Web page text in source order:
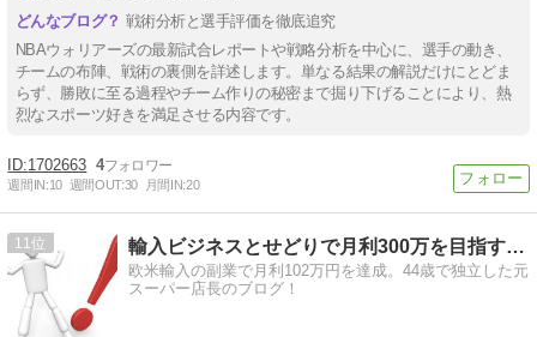
戦術分析と選手評価を徹底追究
NBAウォリアーズの最新試合レポートや戦略分析を中心に、選手の動き、
チームの布陣、戦術の裏側を詳述します。単なる結果の解説だけにとどま
らず、勝敗に至る過程やチーム作りの秘密まで掘り下げることにより、熱
烈なスポーツ好きを満足させる内容です。
1702663 4
週間IN:10 週間OUT:30 月間IN:20
11 輸入ビジネスとせどりで月利300万を目指す元店長のブログ
欧米輸入の副業で月利102万円を達成。44歳で独立した元
スーパー店長のブログ！